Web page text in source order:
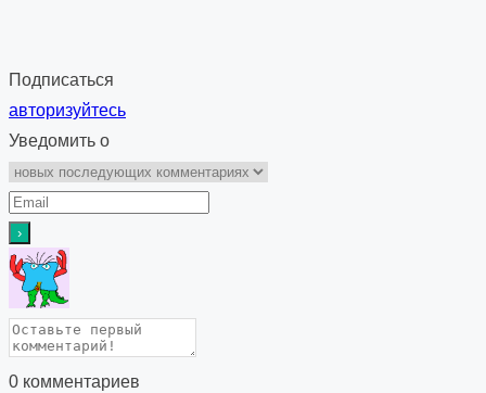
Подписаться
авторизуйтесь
Уведомить о
0 комментариев